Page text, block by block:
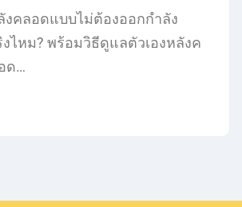
คลอดแบบไม่ต้องออกกำลัง
ไหม? พร้อมวิธีดูแลตัวเองหลังค
ด…